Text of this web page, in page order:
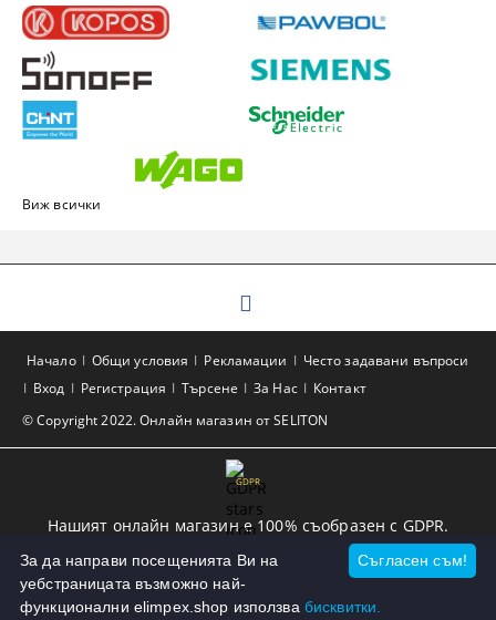
Виж всички
© Copyright 2022. Онлайн магазин от SELITON
Начало Общи условия Рекламации
Често задавани въпроси
Вход
Регистрация Търсене За Нас Контакт
GDPR
Нашият онлайн магазин е 100% съобразен с GDPR.
Прочетете нашата политика
Моите лични данни
Съгласен съм!
За да направи посещенията Ви на
уебстраницата възможно най-
функционални elimpex.shop използва бисквитки.